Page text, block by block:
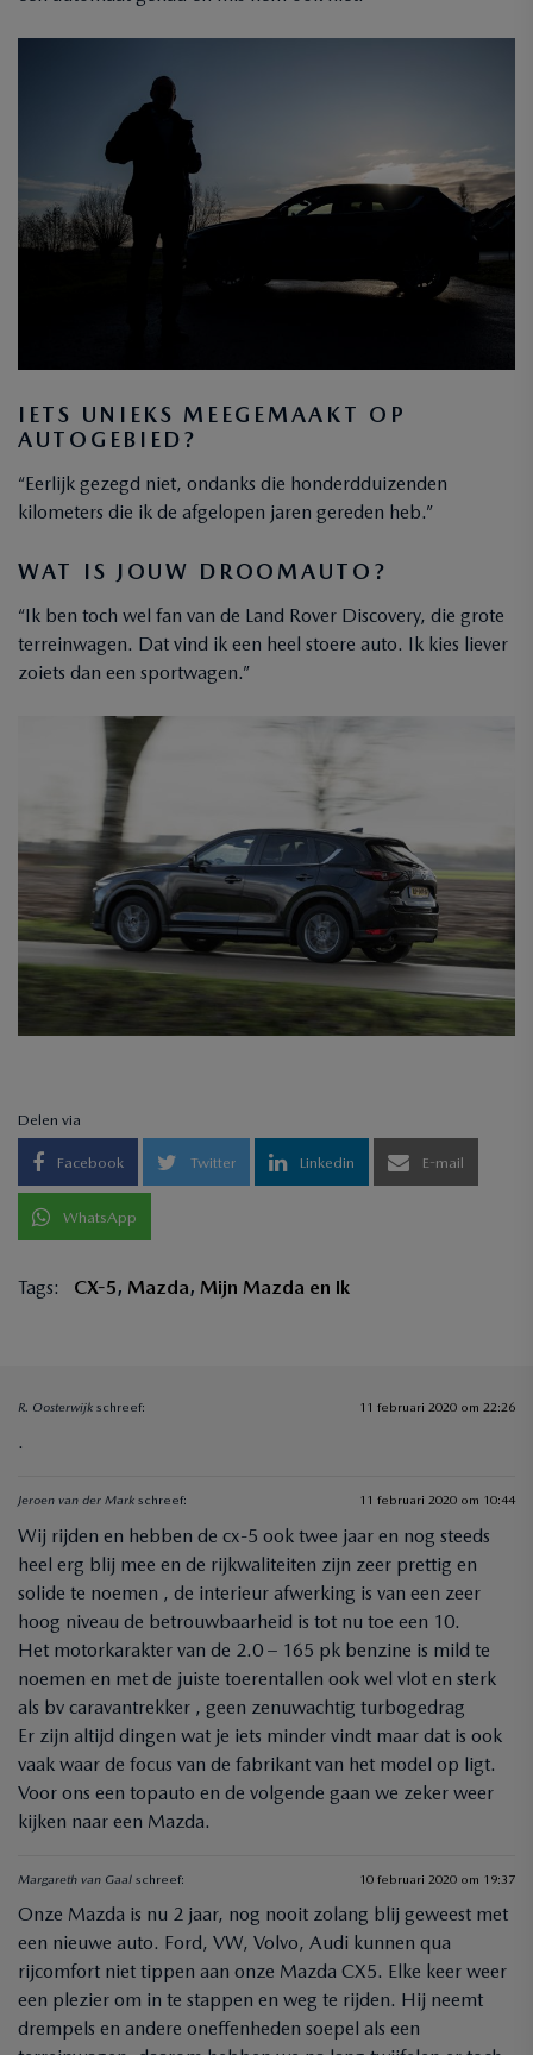
IETS UNIEKS MEEGEMAAKT OP
AUTOGEBIED?
“Eerlijk gezegd niet, ondanks die honderdduizenden
kilometers die ik de afgelopen jaren gereden heb.”
WAT IS JOUW DROOMAUTO?
“Ik ben toch wel fan van de Land Rover Discovery, die grote
terreinwagen. Dat vind ik een heel stoere auto. Ik kies liever
zoiets dan een sportwagen.”
Delen via
Facebook Twitter Linkedin E-mail
WhatsApp
Tags: CX-5, Mazda, Mijn Mazda en Ik
R. Oosterwijk schreef: 11 februari 2020 om 22:26
.
Jeroen van der Mark schreef: 11 februari 2020 om 10:44
Wij rijden en hebben de cx-5 ook twee jaar en nog steeds
heel erg blij mee en de rijkwaliteiten zijn zeer prettig en
solide te noemen , de interieur afwerking is van een zeer
hoog niveau de betrouwbaarheid is tot nu toe een 10.
Het motorkarakter van de 2.0 – 165 pk benzine is mild te
noemen en met de juiste toerentallen ook wel vlot en sterk
als bv caravantrekker , geen zenuwachtig turbogedrag
Er zijn altijd dingen wat je iets minder vindt maar dat is ook
vaak waar de focus van de fabrikant van het model op ligt.
Voor ons een topauto en de volgende gaan we zeker weer
kijken naar een Mazda.
Margareth van Gaal schreef: 10 februari 2020 om 19:37
Onze Mazda is nu 2 jaar, nog nooit zolang blij geweest met
een nieuwe auto. Ford, VW, Volvo, Audi kunnen qua
rijcomfort niet tippen aan onze Mazda CX5. Elke keer weer
een plezier om in te stappen en weg te rijden. Hij neemt
drempels en andere oneffenheden soepel als een